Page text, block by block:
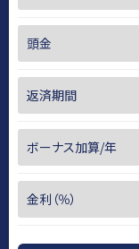
頭金
返済期間
ボーナス加算/年
金利（％）